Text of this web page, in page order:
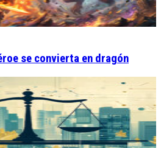
se convierta en dragón